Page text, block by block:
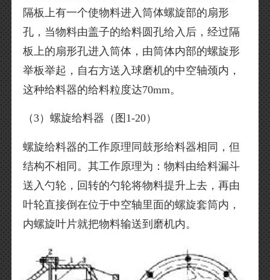
隔板上有一个使物料进入筒体螺旋部的扇形
孔，当物料由盖子的给料圆孔给入后，经过隔
板上的扇形孔进入筒体，由筒体内部的螺旋形
举板举起，自右方送入球磨机的中空轴颈内，
这种给料器的给料粒度达70mm。
（3）螺旋给料器（图1-20）
螺旋给料器的工作原理同鼓形给料器相同，但
结构不相同。其工作原理为：物料由给料漏斗
送入勺轮，回转的勺轮将物料提升上去，再由
叶轮直接倒在位于中空轴里面的螺旋套筒内，
内螺旋叶片就把物料输送到磨机内。